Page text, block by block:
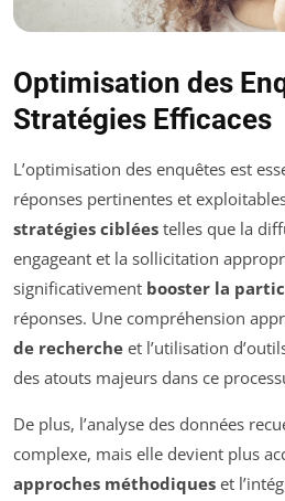
Optimisation des
Stratégies Efficaces
L’optimisation des enquêtes est
réponses pertinentes et
stratégies ciblées telles que la
engageant et la sollicitation
significativement booster la
réponses. Une compréhension
de recherche et l’utilisation
des atouts majeurs dans ce
De plus, l’analyse des données
complexe, mais elle devient plus
approches méthodiques et